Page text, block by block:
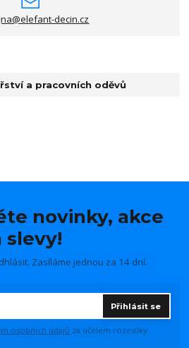
decin.cz
a pracovních oděvů
novinky, akce
slevy!
Zasíláme jednou za 14 dní.
Přihlásit se
osobních údajů za účelem rozesílky